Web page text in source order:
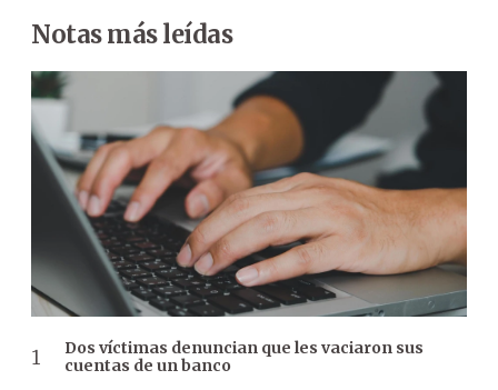
Notas más leídas
Dos víctimas denuncian que les vaciaron sus
cuentas de un banco